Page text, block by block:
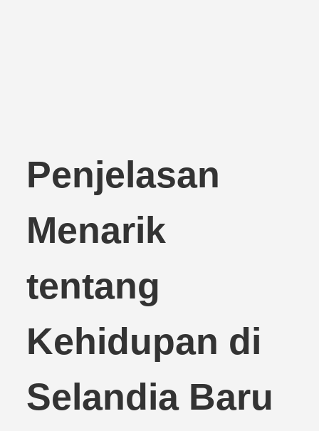
Penjelasan
Menarik
tentang
Kehidupan di
Selandia Baru